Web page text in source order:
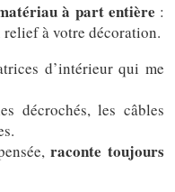
à part entière :
à votre décoration.
d’intérieur qui me
décrochés, les câbles
raconte toujours